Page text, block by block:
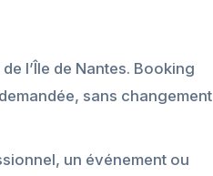
l’Île de Nantes. Booking
sans changement
un événement ou